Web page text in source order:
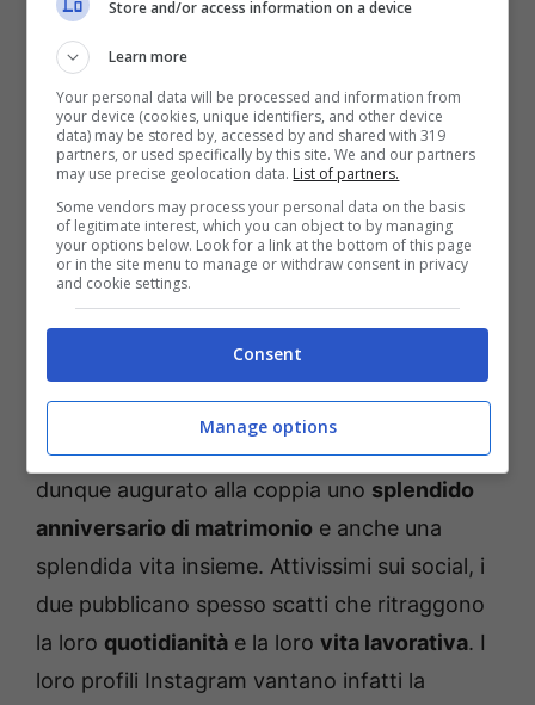
Il post ha infatti ottenuto
apprezzamentida parte dei followers, che
non hanno perso l’occasione per commentare
e per complimentarsi con lei. Tutti hanno
dunque augurato alla coppia uno splendido
anniversario di matrimonio e anche una
splendida vita insieme. Attivissimi sui social, i
due pubblicano spesso scatti che ritraggono
la loro quotidianità e la loro vita lavorativa. I
loro profili Instagram vantano infatti la
Store and/or access information on a device
Learn more
Your personal data will be processed and information from
your device (cookies, unique identifiers, and other device
data) may be stored by, accessed by and shared with 319
partners, or used specifically by this site. We and our partners
may use precise geolocation data. List of partners.
Some vendors may process your personal data on the basis
of legitimate interest, which you can object to by managing
your options below. Look for a link at the bottom of this page
or in the site menu to manage or withdraw consent in privacy
and cookie settings.
Consent
Manage options